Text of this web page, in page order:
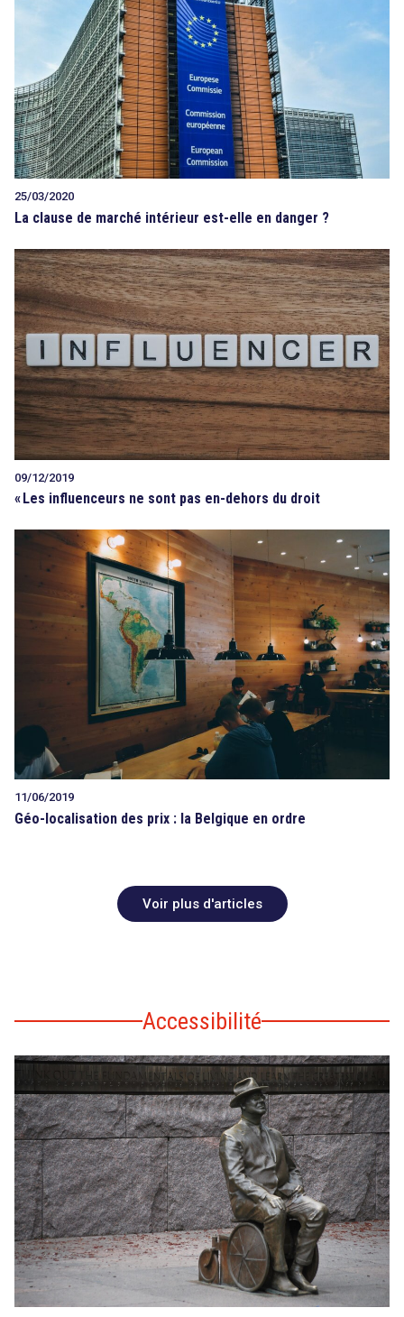
25/03/2020
La clause de marché intérieur est-elle en danger ?
09/12/2019
« Les influenceurs ne sont pas en-dehors du droit
11/06/2019
Géo-localisation des prix : la Belgique en ordre
Voir plus d'articles
Accessibilité